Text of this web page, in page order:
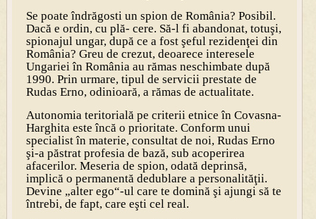
Se poate îndrăgosti un spion de România? Posibil.
Dacă e ordin, cu plă- cere. Să-l fi abandonat, totuşi,
spionajul ungar, după ce a fost şeful rezidenţei din
România? Greu de crezut, deoarece interesele
Ungariei în România au rămas neschimbate după
1990. Prin urmare, tipul de servicii prestate de
Rudas Erno, odinioară, a rămas de actualitate.
Autonomia teritorială pe criterii etnice în Covasna-
Harghita este încă o prioritate. Conform unui
specialist în materie, consultat de noi, Rudas Erno
şi-a păstrat profesia de bază, sub acoperirea
afacerilor. Meseria de spion, odată deprinsă,
implică o permanentă dedublare a personalităţii.
Devine „alter ego“-ul care te domină şi ajungi să te
întrebi, de fapt, care eşti cel real.